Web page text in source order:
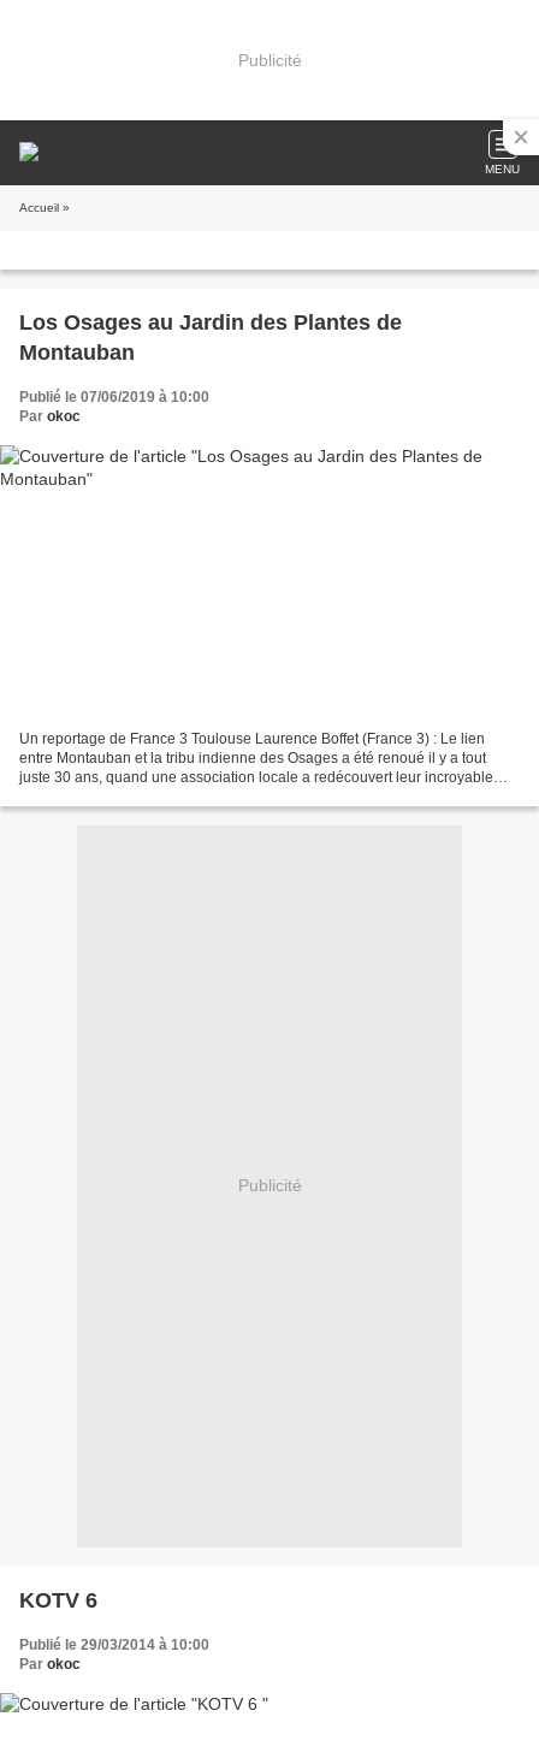
Publicité
MENU
Accueil »
Los Osages au Jardin des Plantes de
Montauban
Publié le 07/06/2019 à 10:00
Par okoc
Un reportage de France 3 Toulouse Laurence Boffet (France 3) : Le lien
entre Montauban et la tribu indienne des Osages a été renoué il y a tout
juste 30 ans, quand une association locale a redécouvert leur incroyable
Publicité
KOTV 6
Publié le 29/03/2014 à 10:00
Par okoc